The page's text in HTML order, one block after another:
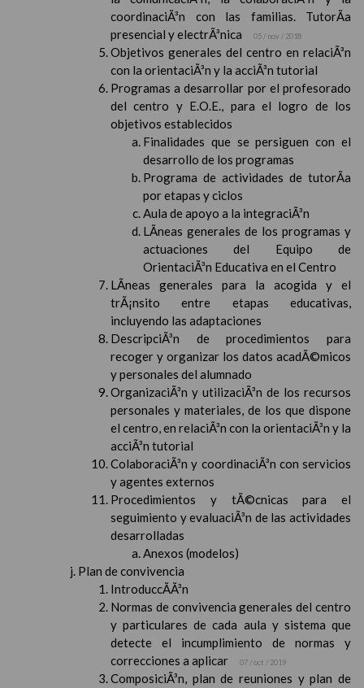
coordinaciÃ³n con las familias. TutorÃ­a
presencial y electrÃ³nica
05 / nov / 2018
Objetivos generales del centro en relaciÃ³n
con la orientaciÃ³n y la acciÃ³n tutorial
Programas a desarrollar por el profesorado
del centro y E.O.E., para el logro de los
objetivos establecidos
Finalidades que se persiguen con el
desarrollo de los programas
Programa de actividades de tutorÃ­a
por etapas y ciclos
Aula de apoyo a la integraciÃ³n
LÃ­neas generales de los programas y
actuaciones del Equipo de
OrientaciÃ³n Educativa en el Centro
LÃ­neas generales para la acogida y el
trÃ¡nsito entre etapas educativas,
incluyendo las adaptaciones
DescripciÃ³n de procedimientos para
recoger y organizar los datos acadÃ©micos
y personales del alumnado
OrganizaciÃ³n y utilizaciÃ³n de los recursos
personales y materiales, de los que dispone
el centro, en relaciÃ³n con la orientaciÃ³n y la
acciÃ³n tutorial
ColaboraciÃ³n y coordinaciÃ³n con servicios
y agentes externos
Procedimientos y tÃ©cnicas para el
seguimiento y evaluaciÃ³n de las actividades
desarrolladas
Anexos (modelos)
Plan de convivencia
IntroduccÃ­Ã³n
Normas de convivencia generales del centro
y particulares de cada aula y sistema que
detecte el incumplimiento de normas y
correcciones a aplicar
07 / oct / 2019
ComposiciÃ³n, plan de reuniones y plan de